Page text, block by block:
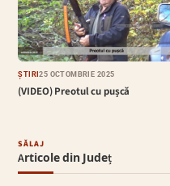
ȘTIRI25 OCTOMBRIE 2025
(VIDEO) Preotul cu pușcă
SĂLAJ
Articole din Județ